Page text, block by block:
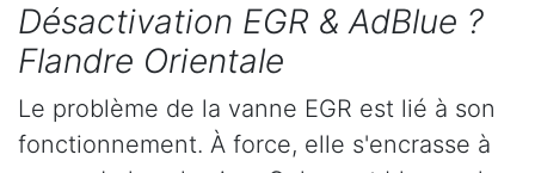
Désactivation EGR & AdBlue ?
Flandre Orientale
Le problème de la vanne EGR est lié à son
fonctionnement. À force, elle s'encrasse à